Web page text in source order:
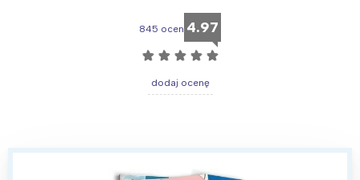
845 ocen 4.97
☆ ☆ ☆ ☆ ☆
dodaj ocenę